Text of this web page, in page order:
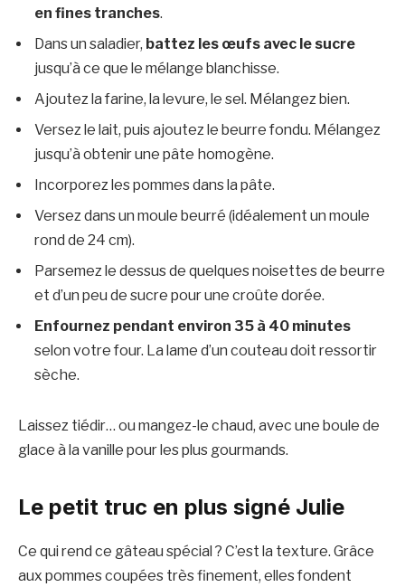
en fines tranches.
Dans un saladier, battez les œufs avec le sucre
jusqu’à ce que le mélange blanchisse.
Ajoutez la farine, la levure, le sel. Mélangez bien.
Versez le lait, puis ajoutez le beurre fondu. Mélangez
jusqu’à obtenir une pâte homogène.
Incorporez les pommes dans la pâte.
Versez dans un moule beurré (idéalement un moule
rond de 24 cm).
Parsemez le dessus de quelques noisettes de beurre
et d’un peu de sucre pour une croûte dorée.
Enfournez pendant environ 35 à 40 minutes
selon votre four. La lame d’un couteau doit ressortir
sèche.
Laissez tiédir… ou mangez-le chaud, avec une boule de
glace à la vanille pour les plus gourmands.
Le petit truc en plus signé Julie
Ce qui rend ce gâteau spécial ? C’est la texture. Grâce
aux pommes coupées très finement, elles fondent